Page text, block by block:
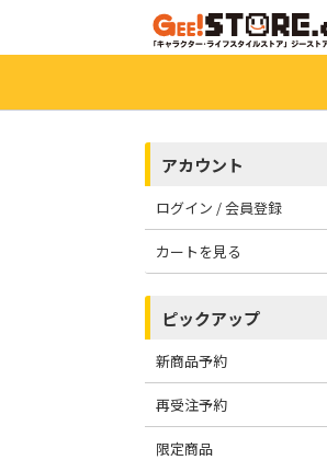
アカウント
ログイン / 会員登録
カートを見る
ピックアップ
新商品予約
再受注予約
限定商品